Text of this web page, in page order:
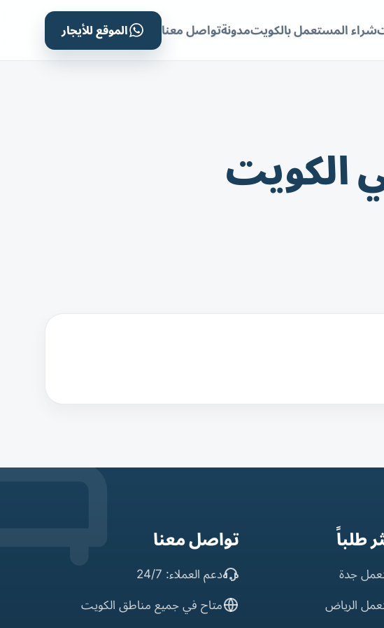
شراء المستعمل بالكويتمدونةتواصل معنا الموقع للأيجار
الكويت
طلباً
جدة
الرياض
تواصل معنا
دعم العملاء: 24/7
متاح في جميع مناطق الكويت